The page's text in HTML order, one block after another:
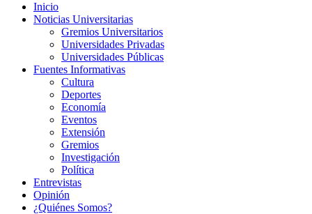
Inicio
Noticias Universitarias
Gremios Universitarios
Universidades Privadas
Universidades Públicas
Fuentes Informativas
Cultura
Deportes
Economía
Eventos
Extensión
Gremios
Investigación
Política
Entrevistas
Opinión
¿Quiénes Somos?